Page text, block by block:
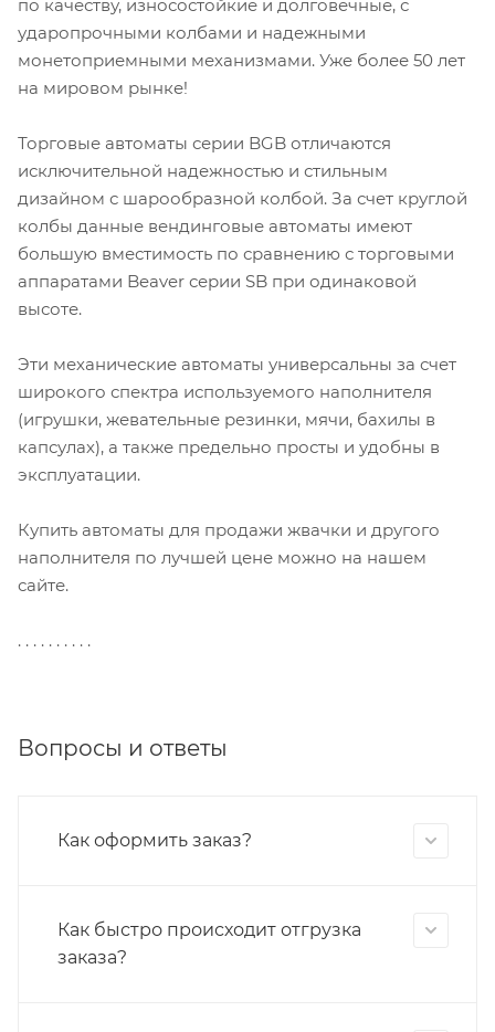
по качеству, износостойкие и долговечные, с
ударопрочными колбами и надежными
монетоприемными механизмами. Уже более 50 лет
на мировом рынке!
Торговые автоматы серии BGB отличаются
исключительной надежностью и стильным
дизайном с шарообразной колбой. За счет круглой
колбы данные вендинговые автоматы имеют
большую вместимость по сравнению с торговыми
аппаратами Beaver серии SB при одинаковой
высоте.
Эти механические автоматы универсальны за счет
широкого спектра используемого наполнителя
(игрушки, жевательные резинки, мячи, бахилы в
капсулах), а также предельно просты и удобны в
эксплуатации.
Купить автоматы для продажи жвачки и другого
наполнителя по лучшей цене можно на нашем
сайте.
. . . . . . . . . .
Вопросы и ответы
Как оформить заказ?
Как быстро происходит отгрузка
заказа?